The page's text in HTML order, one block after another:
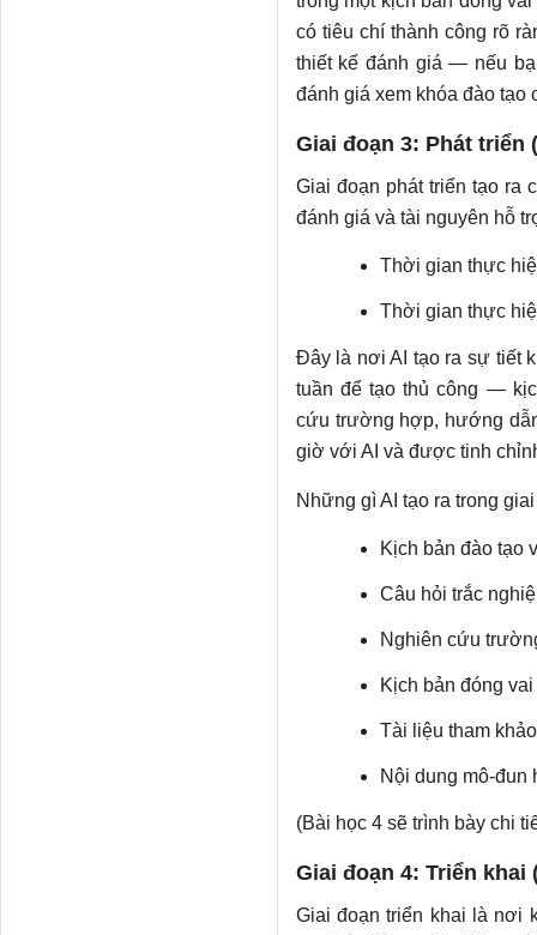
có tiêu chí thành công rõ
thiết kế đánh giá — nếu
đánh giá xem khóa đào tạo
Giai đoạn 3: Phát triển
Giai đoạn phát triển tạo ra
đánh giá và tài nguyên hỗ
Thời gian thực
Thời gian thực
Đây là nơi AI tạo ra sự tiết
tuần để tạo thủ công —
cứu trường hợp, hướng
giờ với AI và được tinh
Những gì AI tạo ra trong
Kịch bản đào tạo
Câu hỏi trắc
Nghiên cứu
Kịch bản đóng
Tài liệu tham
Nội dung mô-đun
(Bài học 4 sẽ trình bày chi
Giai đoạn 4: Triển khai
Giai đoạn triển khai là